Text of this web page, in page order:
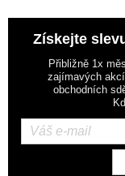
Získejte
Přibližně 1x
zajímavých
obchodních